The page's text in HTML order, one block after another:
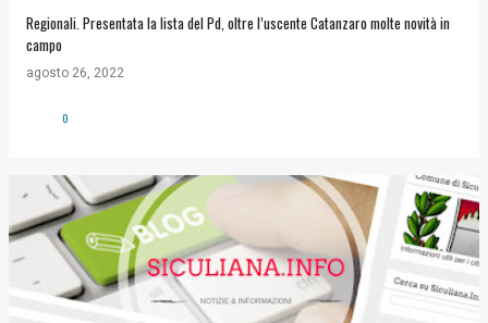
Regionali. Presentata la lista del Pd, oltre l’uscente Catanzaro molte novità in
campo
agosto 26, 2022
0